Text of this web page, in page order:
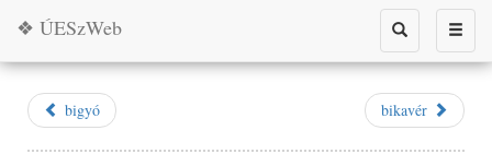
Toggle
Toggle
search
❖ ÚESzWeb
bigyó bikavér